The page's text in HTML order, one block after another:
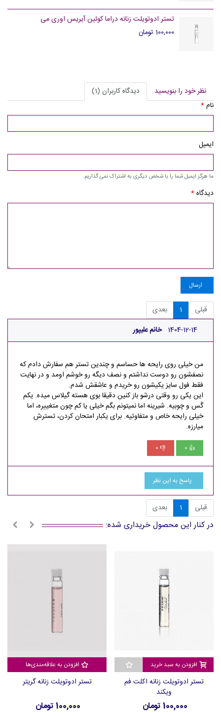
تستر ادوتویلت زنانه دراما کوئین آیریس اوری می
100,000 تومان
نظر خود را بنویسید
دیدگاه کاربران (1)
نام*
ایمیل
ما هرگز ایمیل شما را با شخص دیگری به اشتراک نمی گذاریم.
دیدگاه*
ارسال
قبلی 1
بعدی
خانم علیپور 1404-12-14
من خیلی روی رایحه ها حساسم و چندین تستر هم سفارش دادم که
نصفشون رو دوست نداشتم و نصف دیگه رو خوشم اومد و در نهایت
فقط فول سایز یکیشون رو خریدم و عاشقش شدم.
این یکی رو وقتی درشو باز کنین دقیقا بوی هسته گیلاس میده. یکم
گَس و چوبیه. شیرینه اما نمیتونم بگم خیلی یا کم چون متغییره، اما
خیلی رایحه خاص و متفاوتیه. برای یکبار امتحان کردن، تسترش
میارزه.
👍
0
👎
0
پاسخ به این نظر
قبلی 1 بعدی
در کنار این محصول خریداری شده:
افزودن به سبد خرید
تستر ادوتویلت زنانه اکلت فم
ویکند
100,000 تومان
افزودن به علاقه‌مندی‌ها
تستر ادوتویلت زنانه گریتر
100,000 تومان